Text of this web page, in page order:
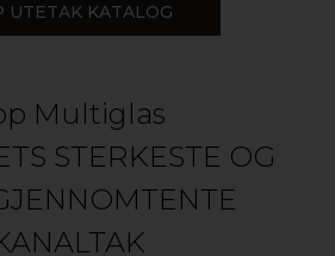
UTETAK KATALOG
Multiglas
STERKESTE OG